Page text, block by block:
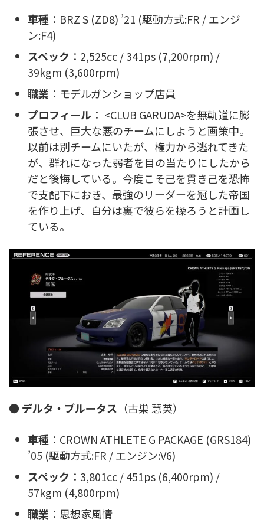
車種 ：BRZ S (ZD8) ’21 (駆動方式:FR / エンジ
ン:F4)
スペック ：2,525cc / 341ps (7,200rpm) /
39kgm (3,600rpm)
職業 ：モデルガンショップ店員
プロフィール ： <CLUB GARUDA>を無軌道に膨
張させ、巨大な悪のチームにしようと画策中。
以前は別チームにいたが、権力から逃れてきた
が、群れになった弱者を目の当たりにしたから
だと後悔している。今度こそ己を貫き己を恐怖
で支配下におき、最強のリーダーを冠した帝国
を作り上げ、自分は裏で彼らを操ろうと計画し
ている。
● デルタ・ブルータス （古巣 慧英）
車種 ：CROWN ATHLETE G PACKAGE (GRS184)
’05 (駆動方式:FR / エンジン:V6)
スペック ：3,801cc / 451ps (6,400rpm) /
57kgm (4,800rpm)
職業 ：思想家風情